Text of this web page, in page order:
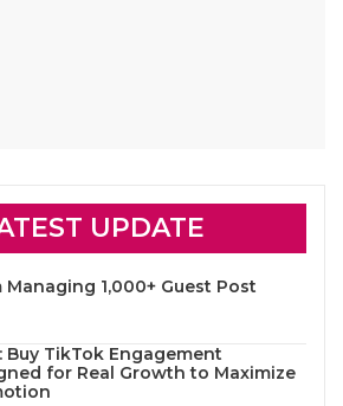
UPDATE
1,000+ Guest Post
Buy TikTok Engagement
for Real Growth to Maximize